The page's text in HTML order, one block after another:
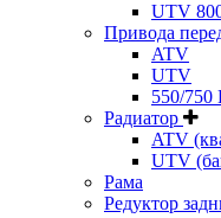
UTV
Привода
ATV
UTV
550/750
Радиатор
ATV
UTV
Рама
Редуктор